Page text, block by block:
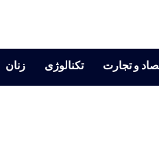
و تجارت تکنالوژی زنان